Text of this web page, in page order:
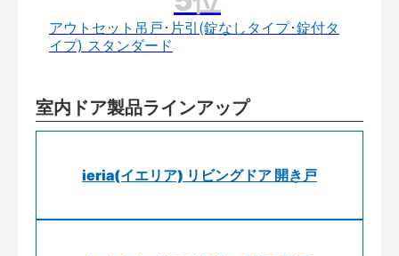
アウトセット吊戸･片引(錠なしタイプ･錠付タ
イプ) スタンダード
室内ドア製品ラインアップ
ieria(イエリア) リビングドア 開き戸